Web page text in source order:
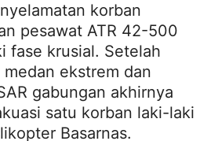
korban
pesawat ATR 42-500
fase krusial. Setelah
ekstrem dan
gabungan akhirnya
satu korban laki-laki
Basarnas.